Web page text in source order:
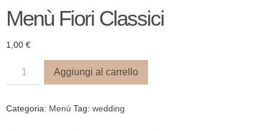
Menù Fiori Classici
1,00 €
Aggiungi al carrello
Categoria: Menù Tag: wedding